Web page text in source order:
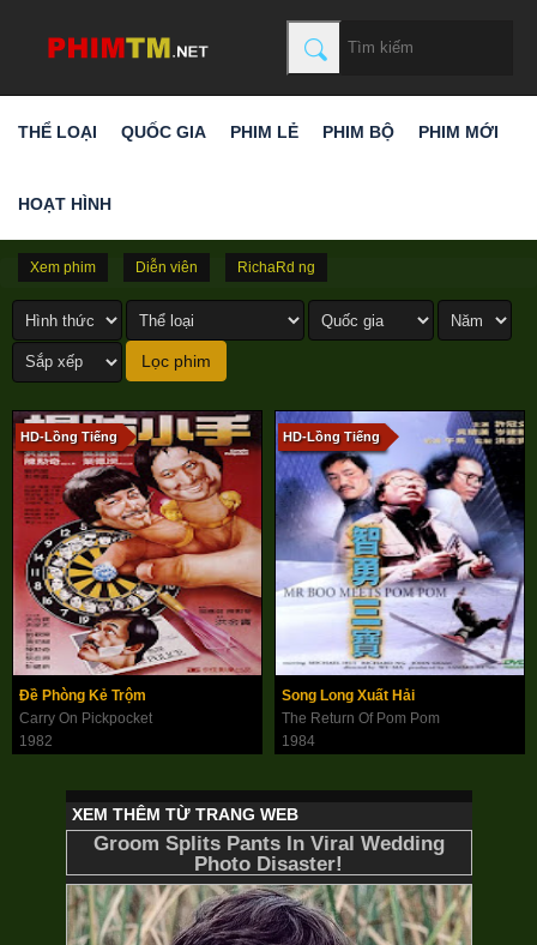
THỂ LOẠI QUỐC GIA PHIM LẺ PHIM BỘ PHIM MỚI
HOẠT HÌNH
Xem phim Diễn viên RichaRd ng
HD-Lồng Tiếng
Đề Phòng Kẻ Trộm
Carry On Pickpocket
1982
HD-Lồng Tiếng
Song Long Xuất Hải
The Return Of Pom Pom
1984